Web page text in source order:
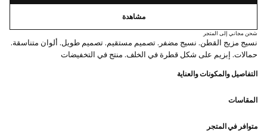
مشاهدة
شحن مجاني إلى المتجر
نسيج مزيج القطن. نسيج مضفر. تصميم مستقيم. تصميم طويل. ألوان متناسقة.
حمالات. إبزيم على شكل قطرة في الخلف. منتج في التخفيضات
التفاصيل والمكونات والعناية
المقاسات
متوافر في المتجر